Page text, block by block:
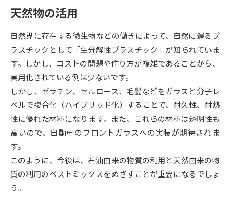
志望校・出願校を調べる
併願校選び 受験スケジュールを立てよう
先輩が入学を決めた理由 テレメール全国一斉進学調査
新生活お役立ちガイド
学問発見 学問検索
大学で学びたい学問発見
天然物の活用
自然界に存在する微生物などの働きによって、自然に還るプ
ラスチックとして「生分解性プラスチック」が知られていま
す。しかし、コストの問題や作り方が複雑であることから、
実用化されている例は少ないです。
しかし、ゼラチン、セルロース、毛髪などをガラスと分子レ
ベルで複合化（ハイブリッド化）することで、耐久性、耐熱
性に優れた材料になります。また、これらの材料は透明性も
高いので、自動車のフロントガラスへの実装が期待されま
す。
このように、今後は、石油由来の物質の利用と天然由来の物
質の利用のベストミックスをめざすことが重要になるでしょ
う。